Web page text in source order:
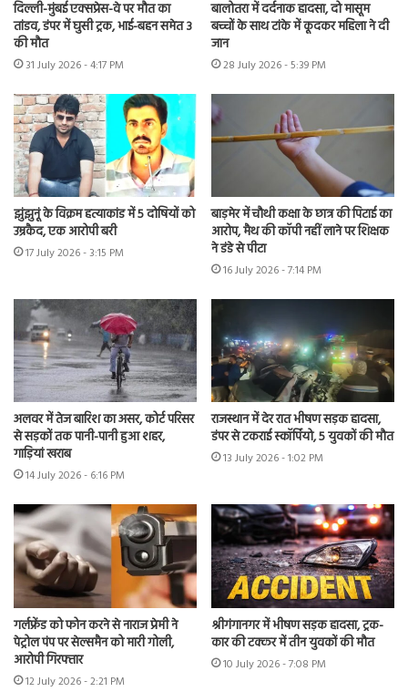
दिल्ली-मुंबई एक्सप्रेस-वे पर मौत का
तांडव, डंपर में घुसी ट्रक, भाई-बहन समेत 3
की मौत
31 July 2026 - 4:17 PM
बालोतरा में दर्दनाक हादसा, दो मासूम
बच्चों के साथ टांके में कूदकर महिला ने दी
जान
28 July 2026 - 5:39 PM
झुंझुनूं के विक्रम हत्याकांड में 5 दोषियों को
उम्रकैद, एक आरोपी बरी
17 July 2026 - 3:15 PM
बाड़मेर में चौथी कक्षा के छात्र की पिटाई का
आरोप, मैथ की कॉपी नहीं लाने पर शिक्षक
ने डंडे से पीटा
16 July 2026 - 7:14 PM
अलवर में तेज बारिश का असर, कोर्ट परिसर
से सड़कों तक पानी-पानी हुआ शहर,
गाड़ियां खराब
14 July 2026 - 6:16 PM
राजस्थान में देर रात भीषण सड़क हादसा,
डंपर से टकराई स्कॉर्पियो, 5 युवकों की मौत
13 July 2026 - 1:02 PM
गर्लफ्रेंड को फोन करने से नाराज प्रेमी ने
पेट्रोल पंप पर सेल्समैन को मारी गोली,
आरोपी गिरफ्तार
12 July 2026 - 2:21 PM
श्रीगंगानगर में भीषण सड़क हादसा, ट्रक-
कार की टक्कर में तीन युवकों की मौत
10 July 2026 - 7:08 PM